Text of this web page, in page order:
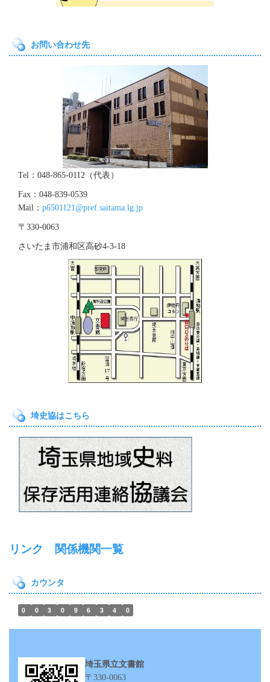
お問い合わせ先
Tel：048-865-0112（代表）
Fax：048-839-0539
Mail： p6501121@pref.saitama.lg.jp
〒330-0063
さいたま市浦和区高砂4‐3‐18
埼史協はこちら
リンク 関係機関一覧
カウンタ
0 0 3 0 9 6 3 4 0
埼玉県立文書館
〒330-0063